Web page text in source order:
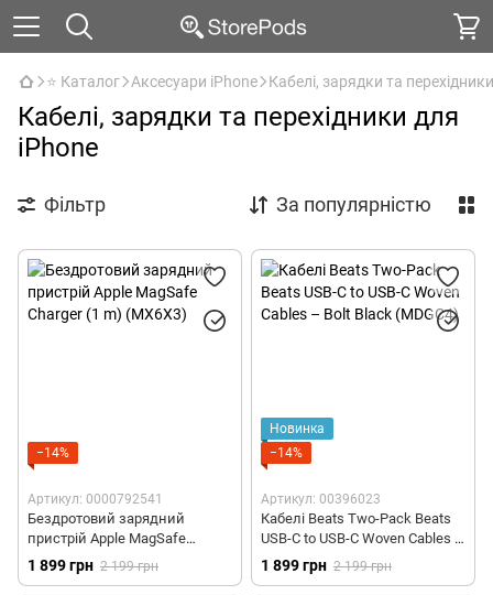
⭐ Каталог Аксесуари iPhone Кабелі, зарядки та перехідники
Кабелі, зарядки та перехідники для
iPhone
Фільтр За популярністю
−14%
Артикул: 0000792541
Бездротовий зарядний
пристрій Apple MagSafe
Charger (1 m) (MX6X3)
1 899 грн 2 199 грн
Новинка
−14%
Артикул: 00396023
Кабелі Beats Two-Pack Beats
USB-C to USB-C Woven Cables –
Bolt Black (MDGC4)
1 899 грн 2 199 грн